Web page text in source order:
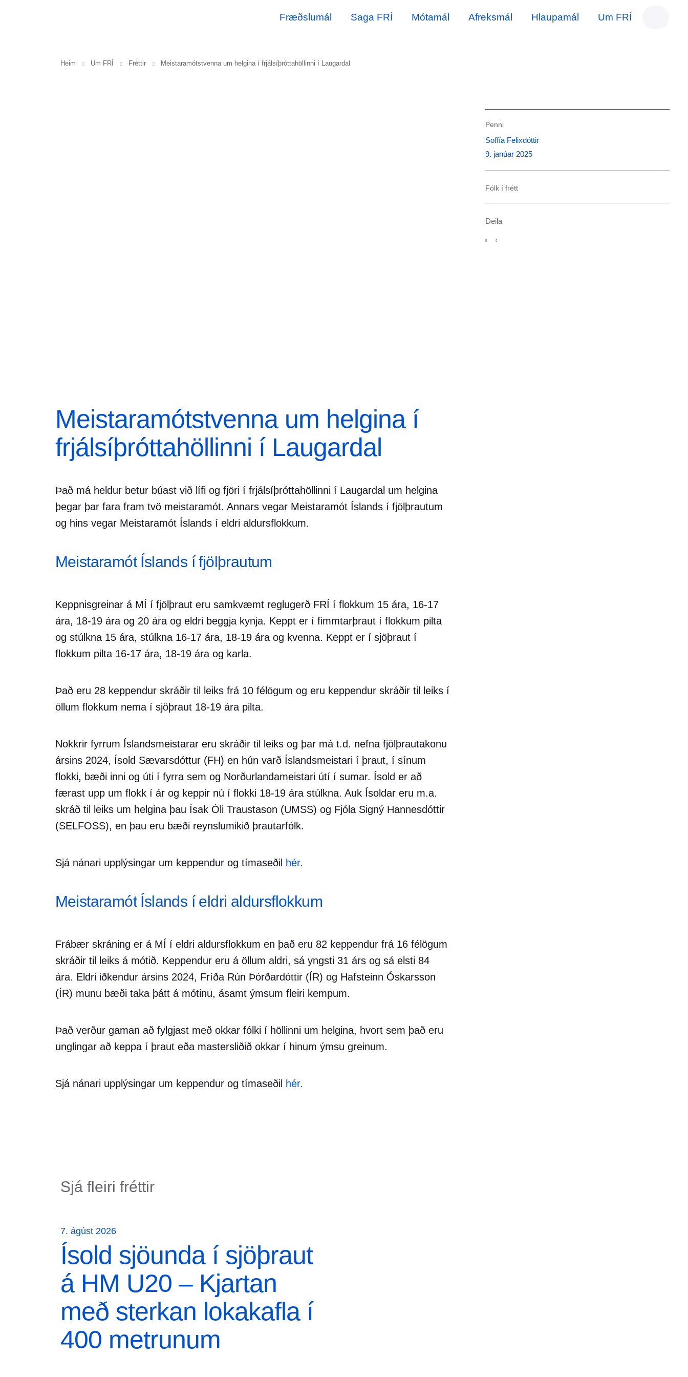
Fræðslumál Saga FRÍ Mótamál Afreksmál Hlaupamál Um FRÍ
Heim Um FRÍ Fréttir Meistaramótstvenna um helgina í frjálsíþróttahöllinni í Laugardal
Penni
Soffía Felixdóttir
9. janúar 2025
Fólk í frétt
Deila
Meistaramótstvenna um helgina í
frjálsíþróttahöllinni í Laugardal
Það má heldur betur búast við lífi og fjöri í frjálsíþróttahöllinni í Laugardal um helgina
þegar þar fara fram tvö meistaramót. Annars vegar Meistaramót Íslands í fjölþrautum
og hins vegar Meistaramót Íslands í eldri aldursflokkum.
Meistaramót Íslands í fjölþrautum
Keppnisgreinar á MÍ í fjölþraut eru samkvæmt reglugerð FRÍ í flokkum 15 ára, 16-17
ára, 18-19 ára og 20 ára og eldri beggja kynja. Keppt er í fimmtarþraut í flokkum pilta
og stúlkna 15 ára, stúlkna 16-17 ára, 18-19 ára og kvenna. Keppt er í sjöþraut í
flokkum pilta 16-17 ára, 18-19 ára og karla.
Það eru 28 keppendur skráðir til leiks frá 10 félögum og eru keppendur skráðir til leiks í
öllum flokkum nema í sjöþraut 18-19 ára pilta.
Nokkrir fyrrum Íslandsmeistarar eru skráðir til leiks og þar má t.d. nefna fjölþrautakonu
ársins 2024, Ísold Sævarsdóttur (FH) en hún varð Íslandsmeistari í þraut, í sínum
flokki, bæði inni og úti í fyrra sem og Norðurlandameistari útí í sumar. Ísold er að
færast upp um flokk í ár og keppir nú í flokki 18-19 ára stúlkna. Auk Ísoldar eru m.a.
skráð til leiks um helgina þau Ísak Óli Traustason (UMSS) og Fjóla Signý Hannesdóttir
(SELFOSS), en þau eru bæði reynslumikið þrautarfólk.
Sjá nánari upplýsingar um keppendur og tímaseðil hér.
Meistaramót Íslands í eldri aldursflokkum
Frábær skráning er á MÍ í eldri aldursflokkum en það eru 82 keppendur frá 16 félögum
skráðir til leiks á mótið. Keppendur eru á öllum aldri, sá yngsti 31 árs og sá elsti 84
ára. Eldri iðkendur ársins 2024, Fríða Rún Þórðardóttir (ÍR) og Hafsteinn Óskarsson
(ÍR) munu bæði taka þátt á mótinu, ásamt ýmsum fleiri kempum.
Það verður gaman að fylgjast með okkar fólki í höllinni um helgina, hvort sem það eru
unglingar að keppa í þraut eða mastersliðið okkar í hinum ýmsu greinum.
Sjá nánari upplýsingar um keppendur og tímaseðil hér.
Sjá fleiri fréttir
7. ágúst 2026
Ísold sjöunda í sjöþraut
á HM U20 – Kjartan
með sterkan lokakafla í
400 metrunum